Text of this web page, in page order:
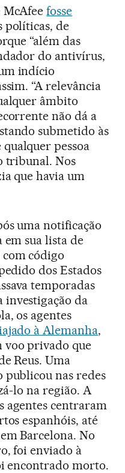
McAfeefosse
políticas, de
“além das
do antivírus,
indício
“A relevância
âmbito
não dá a
submetido às
pessoa
tribunal. Nos
que havia um
uma notificação
em sua lista de
com código
dos Estados
temporadas
investigação da
os agentes
à Alemanha,
voo privado que
Reus. Uma
publicou nas redes
lo na região. A
agentes centraram
espanhóis, até
Barcelona. No
foi enviado à
encontrado morto.